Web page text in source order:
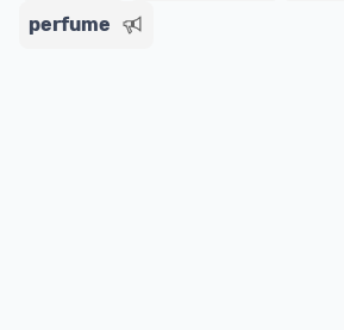
perfume